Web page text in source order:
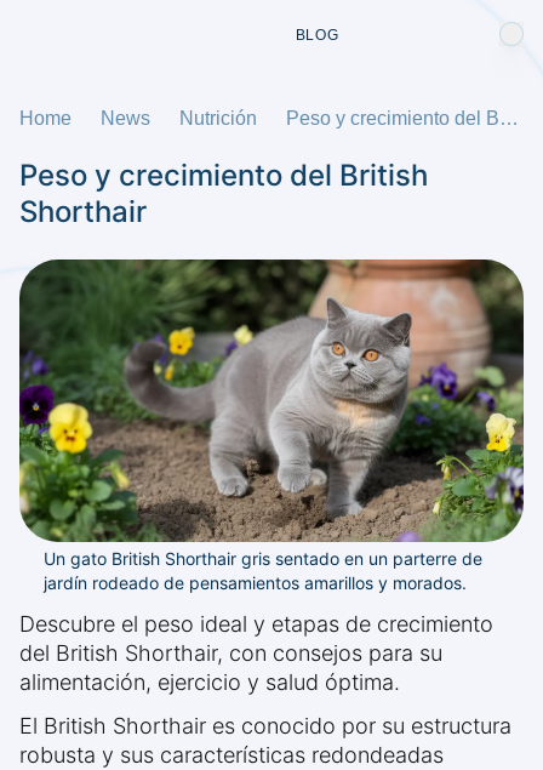
BLOG
Home News Nutrición Peso y crecimiento del British Shorthair
Peso y crecimiento del British
Shorthair
Un gato British Shorthair gris sentado en un parterre de
jardín rodeado de pensamientos amarillos y morados.
Descubre el peso ideal y etapas de crecimiento
del British Shorthair, con consejos para su
alimentación, ejercicio y salud óptima.
El British Shorthair es conocido por su estructura
robusta y sus características redondeadas